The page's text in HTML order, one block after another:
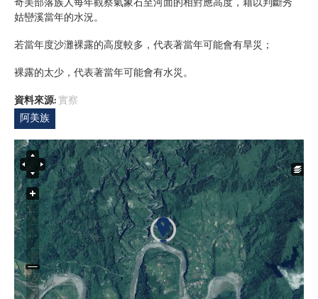
奇美部落族人每年觀察氣象石至河面的相對應高度，藉以判斷秀
姑巒溪當年的水況。
若當年度沙灘裸露的高度較多，代表著當年可能會有旱災；
裸露的太少，代表著當年可能會有水災。
資料來源: 實察
阿美族